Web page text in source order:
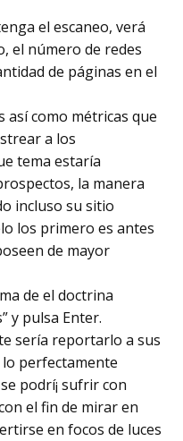
el escaneo, verá
el número de redes
de páginas en el
así­ como métricas que
a los
tema estaría
la manera
incluso su sitio
los primero es antes
de mayor
de el doctrina
y pulsa Enter.
sería reportarlo a sus
perfectamente
podrí¡ sufrir con
el fin de mirar en
en focos de luces